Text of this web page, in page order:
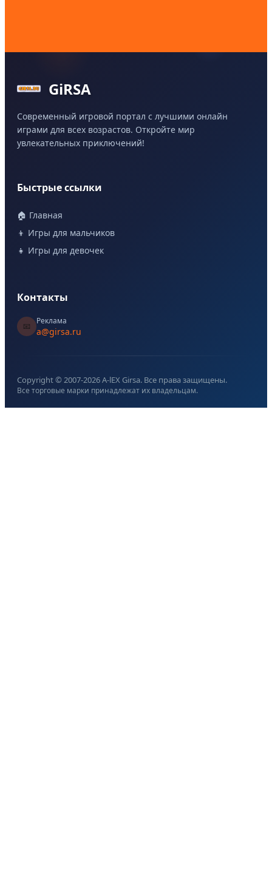
GiRSA
Современный игровой портал с лучшими онлайн
играми для всех возрастов. Откройте мир
увлекательных приключений!
Быстрые ссылки
🏠 Главная
👦 Игры для мальчиков
👧 Игры для девочек
Контакты
📧
Реклама
a@girsa.ru
Copyright © 2007-2026A-lEX Girsa. Все права защищены.
Все торговые марки принадлежат их владельцам.